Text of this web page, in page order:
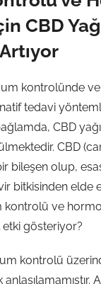
CBD
kontrolünde
tedavi
CBD yağı
CBD
bileşen olup,
bitkisinden elde
kontrolü ve
etki gösteriyor?
kontrolü